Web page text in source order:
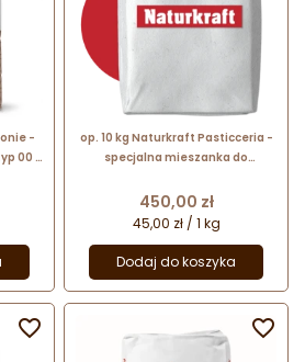
-
00 -
op. 10 kg Naturkraft Pasticceria -
specjalna mieszanka do
suszonego zakwasu
Cena
450,00 zł
45,00 zł / 1 kg
Dodaj do koszyka
 